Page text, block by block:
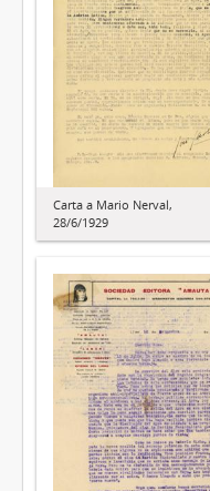
Carta a Mario Nerval,
28/6/1929